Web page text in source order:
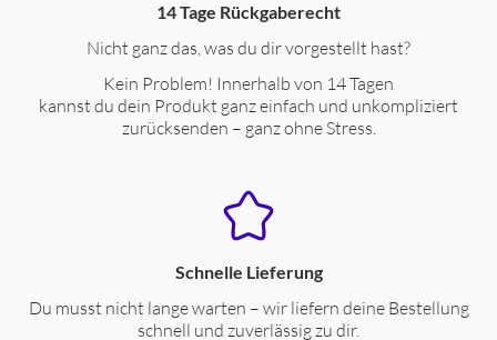
14 Tage Rückgaberecht
Nicht ganz das, was du dir vorgestellt hast?
Kein Problem! Innerhalb von 14 Tagen
kannst du dein Produkt ganz einfach und unkompliziert
zurücksenden – ganz ohne Stress.
Schnelle Lieferung
Du musst nicht lange warten – wir liefern deine Bestellung
schnell und zuverlässig zu dir.